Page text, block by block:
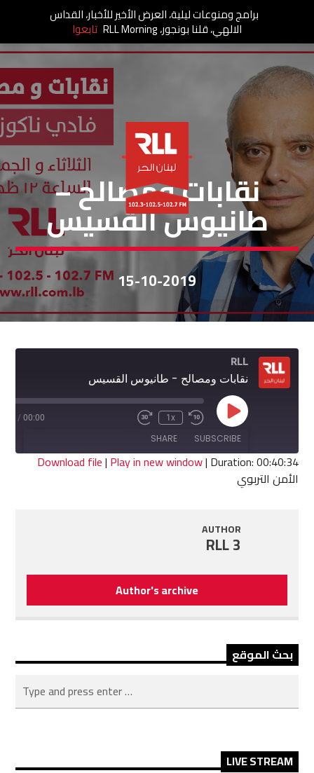
نقابات ومصالح
نقابات ومصالح –
طانيوس القسيس
15-10-2019
RLL
نقابات ومصالح - طانيوس القسيس
Play
Episode
Rewind
10
Seconds
1x
Fast
seconds
00:00
/
SUBSCRIBE
SHARE
SHARE
Download file| Play in new window| Duration: 00:40:34
الأمن التربوي
AUTHOR
RLL 3
Author's archive
بحث الموقع
LIVE STREAM
برامج ومنوعات ليلية، العرض الأخير للأخبار، القداس
الالهي، قلنا بونجور، RLL Morning تابعوا